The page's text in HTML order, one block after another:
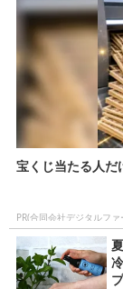
宝くじ当たる人だ
PR(合同会社デジタルファ